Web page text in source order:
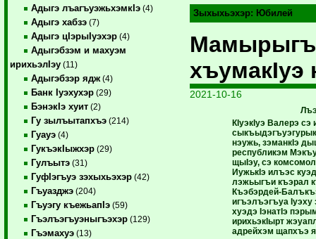
Адыгэ лъагъуэжьхэмкIэ (4)
Адыгэ хабзэ (7)
Адыгэ цIэрыIуэхэр (4)
Адыгэбзэм и махуэм
ирихьэлIэу (11)
Адыгэбзэр ядж (4)
Банк Iуэхухэр (29)
БэнэкIэ хуит (2)
Гу зылъытапхъэ (214)
Гуауэ (4)
ГукъэкIыжхэр (29)
Гулъытэ (31)
ГуфIэгъуэ зэхыхьэхэр (42)
Гъуазджэ (204)
Гъуэгу къежьапIэ (59)
Гъэлъэгъуэныгъэхэр (129)
Гъэмахуэ (13)
Зыхыхьэхэр: Юбилей
хъумакIуэ
2021-10-16
КIуэкIуэ Валерэ сэ
нэужь, зэманкIэ
республикэм
щыIэу, сэ
ИужькIэ илъэс
лэжьыгъи къэрал
Къэбэрдей-
игъэлъэгъуа
хуэдэ IэнатIэ
ирихьэкIырт
адрейхэм щапхъэ